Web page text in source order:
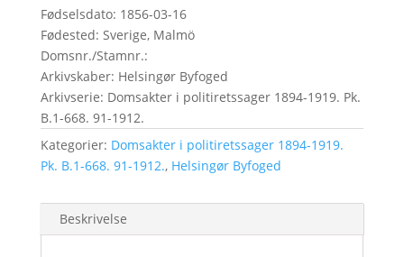
Fødselsdato: 1856-03-16
Fødested: Sverige, Malmö
Domsnr./Stamnr.:
Arkivskaber: Helsingør Byfoged
Arkivserie: Domsakter i politiretssager 1894-1919. Pk.
B.1-668. 91-1912.
Kategorier: Domsakter i politiretssager 1894-1919.
Pk. B.1-668. 91-1912., Helsingør Byfoged
Beskrivelse